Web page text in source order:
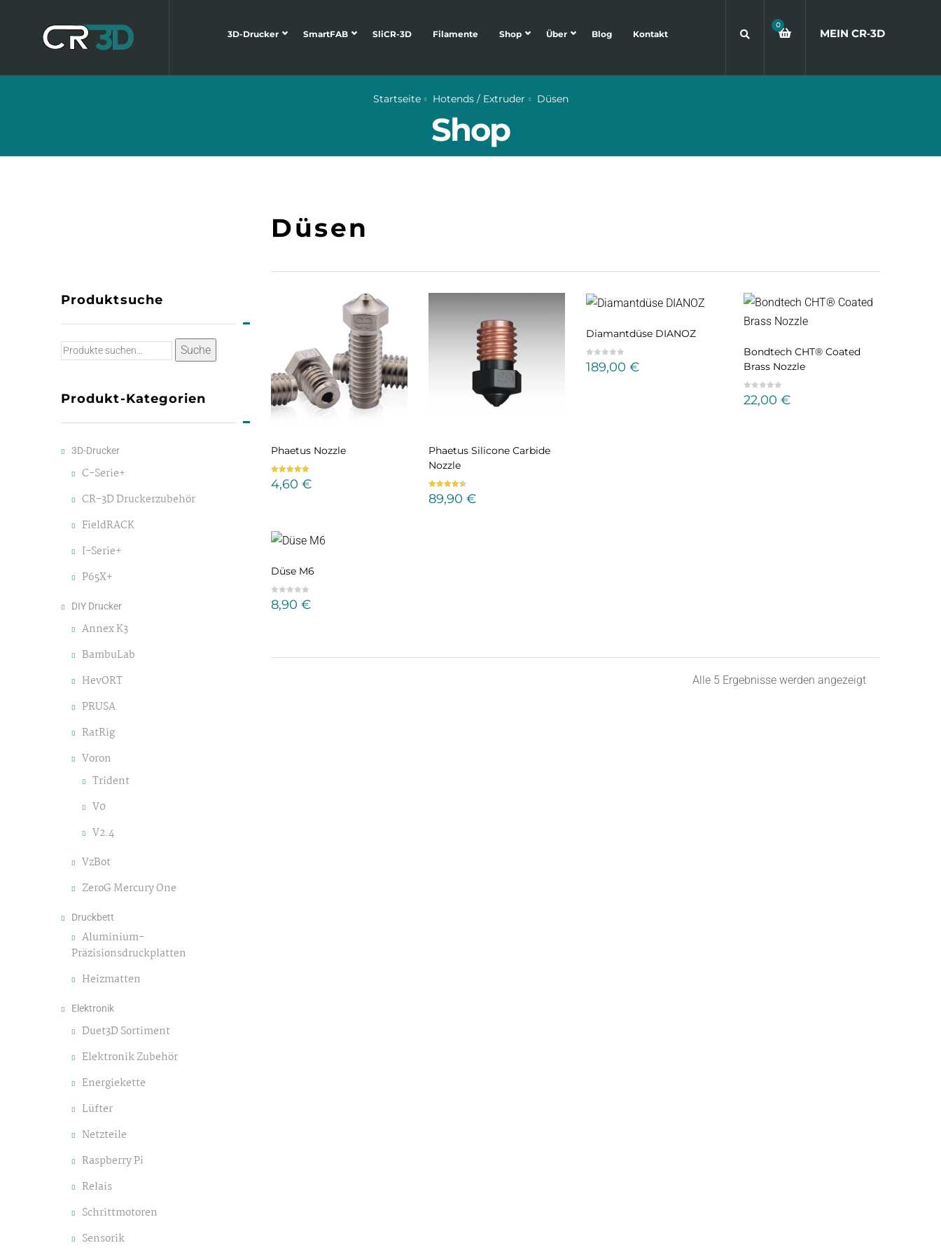
3D-Drucker SmartFAB SliCR-3D Filamente Shop Über Blog Kontakt
0
MEIN CR‑3D
Startseite Hotends / Extruder Düsen
Shop
Produktsuche
Suche
Suche
Produkt-Kategorien
3D-Drucker
C-Serie+
CR-3D Druckerzubehör
FieldRACK
I-Serie+
P65X+
DIY Drucker
Annex K3
BambuLab
HevORT
PRUSA
RatRig
Voron
Trident
V0
V2.4
VzBot
ZeroG Mercury One
Druckbett
Aluminium-
Präzisionsdruckplatten
Heizmatten
Elektronik
Duet3D Sortiment
Elektronik Zubehör
Energiekette
Lüfter
Netzteile
Raspberry Pi
Relais
Schrittmotoren
Sensorik
Düsen
Phaetus Nozzle
Bewertet mit
5.00von 5
4,60 €
Phaetus Silicone Carbide
Nozzle
Bewertet
mit4.50
89,90 €
Diamantdüse DIANOZ
189,00 €
Bondtech CHT® Coated
Brass Nozzle
22,00 €
Düse M6
8,90 €
Alle 5 Ergebnisse werden angezeigtNach